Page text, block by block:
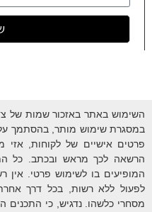
השימוש באתר באזכור שמות של
במסגרת שימוש מותר, בהסתמך
פרטים אישיים של לקוחות, אזי
הרשאה לכך מראש ובכתב. כל
המופיעים בו לשימוש פרטי.
לפעול ללא רשות, בכל דרך
מסחרי כלשהו. נדגיש, כי התכנים